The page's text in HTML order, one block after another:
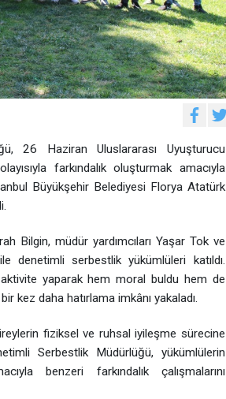
26 Haziran Uluslararası Uyuşturucu
farkındalık oluşturmak amacıyla
Büyükşehir Belediyesi Florya Atatürk
Bilgin, müdür yardımcıları Yaşar Tok ve
denetimli serbestlik yükümlüleri katıldı.
yaparak hem moral buldu hem de
kez daha hatırlama imkânı yakaladı.
fiziksel ve ruhsal iyileşme sürecine
Serbestlik Müdürlüğü, yükümlülerin
benzeri farkındalık çalışmalarını